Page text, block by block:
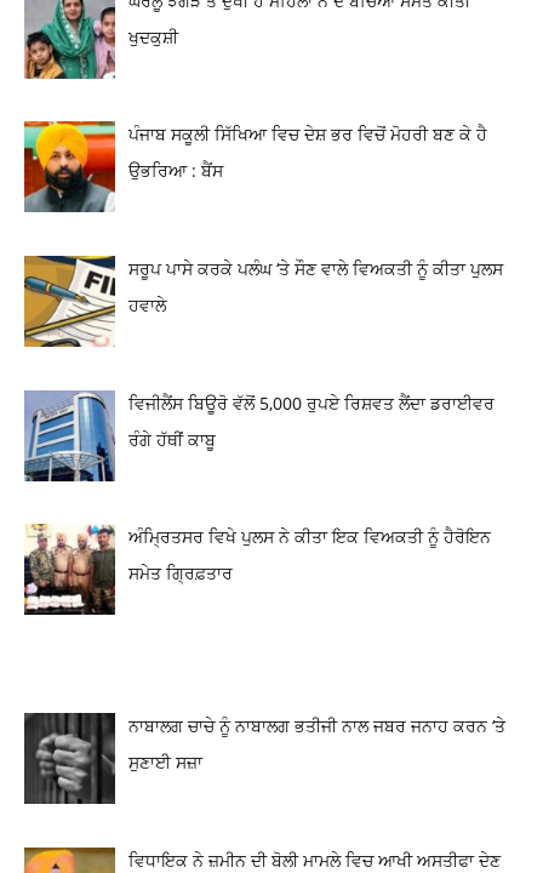
ਖੁਦਕੁਸ਼ੀ
ਪੰਜਾਬ ਸਕੂਲੀ ਸਿੱਖਿਆ ਵਿਚ ਦੇਸ਼ ਭਰ ਵਿਚੋਂ ਮੋਹਰੀ ਬਣ ਕੇ ਹੈ
ਉਭਰਿਆ : ਬੈਂਸ
ਸਰੂਪ ਪਾਸੇ ਕਰਕੇ ਪਲੰਘ ‘ਤੇ ਸੌਣ ਵਾਲੇ ਵਿਅਕਤੀ ਨੂੰ ਕੀਤਾ ਪੁਲਸ
ਹਵਾਲੇ
ਵਿਜੀਲੈਂਸ ਬਿਊਰੋ ਵੱਲੋਂ 5,000 ਰੁਪਏ ਰਿਸ਼ਵਤ ਲੈਂਦਾ ਡਰਾਈਵਰ
ਰੰਗੇ ਹੱਥੀਂ ਕਾਬੂ
ਅੰਮ੍ਰਿਤਸਰ ਵਿਖੇ ਪੁਲਸ ਨੇ ਕੀਤਾ ਇਕ ਵਿਅਕਤੀ ਨੂੰ ਹੈਰੋਇਨ
ਸਮੇਤ ਗ੍ਰਿਫ਼ਤਾਰ
ਨਾਬਾਲਗ ਚਾਚੇ ਨੂੰ ਨਾਬਾਲਗ ਭਤੀਜੀ ਨਾਲ ਜਬਰ ਜਨਾਹ ਕਰਨ ‘ਤੇ
ਸੁਣਾਈ ਸਜ਼ਾ
ਵਿਧਾਇਕ ਨੇ ਜ਼ਮੀਨ ਦੀ ਬੋਲੀ ਮਾਮਲੇ ਵਿਚ ਆਖੀ ਅਸਤੀਫਾ ਦੇਣ